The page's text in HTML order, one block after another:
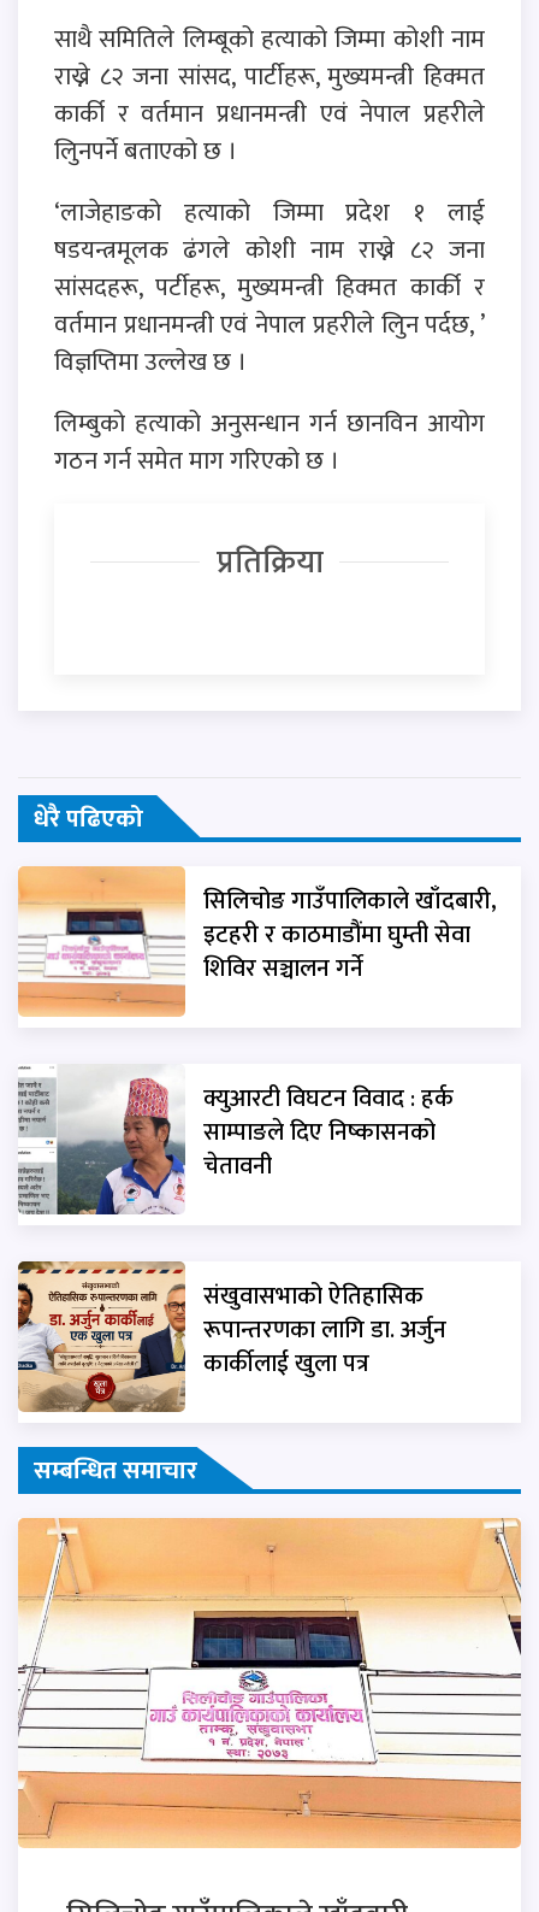
साथै समितिले लिम्बूको हत्याको जिम्मा कोशी नाम
राख्ने ८२ जना सांसद, पार्टीहरू, मुख्यमन्त्री हिक्मत
कार्की र वर्तमान प्रधानमन्त्री एवं नेपाल प्रहरीले
लिुनपर्ने बताएको छ ।
‘लाजेहाङको हत्याको जिम्मा प्रदेश १ लाई
षडयन्त्रमूलक ढंगले कोशी नाम राख्ने ८२ जना
सांसदहरू, पर्टीहरू, मुख्यमन्त्री हिक्मत कार्की र
वर्तमान प्रधानमन्त्री एवं नेपाल प्रहरीले लिुन पर्दछ, ’
विज्ञप्तिमा उल्लेख छ ।
लिम्बुको हत्याको अनुसन्धान गर्न छानविन आयोग
गठन गर्न समेत माग गरिएको छ ।
प्रतिक्रिया
धेरै पढिएको
सिलिचोङ गाउँपालिकाले खाँदबारी,
इटहरी र काठमाडौंमा घुम्ती सेवा
शिविर सञ्चालन गर्ने
क्युआरटी विघटन विवाद : हर्क
साम्पाङले दिए निष्कासनको
चेतावनी
संखुवासभाको ऐतिहासिक
रूपान्तरणका लागि डा. अर्जुन
कार्कीलाई खुला पत्र
सम्बन्धित समाचार